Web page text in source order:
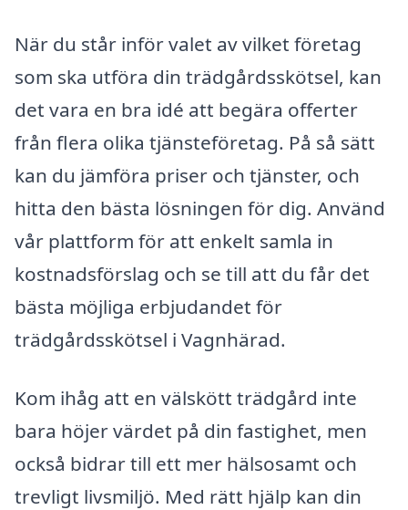
När du står inför valet av vilket företag
som ska utföra din trädgårdsskötsel, kan
det vara en bra idé att begära offerter
från flera olika tjänsteföretag. På så sätt
kan du jämföra priser och tjänster, och
hitta den bästa lösningen för dig. Använd
vår plattform för att enkelt samla in
kostnadsförslag och se till att du får det
bästa möjliga erbjudandet för
trädgårdsskötsel i Vagnhärad.
Kom ihåg att en välskött trädgård inte
bara höjer värdet på din fastighet, men
också bidrar till ett mer hälsosamt och
trevligt livsmiljö. Med rätt hjälp kan din